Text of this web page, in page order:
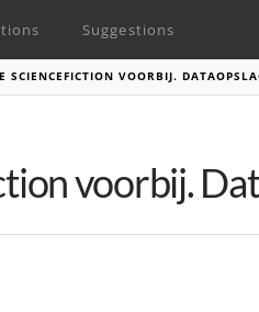
Suggestions
SCIENCEFICTION VOORBIJ.
voorbij.